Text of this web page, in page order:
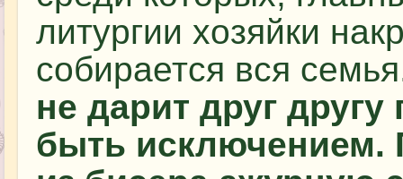
литургии хозяйки
собирается вся
не дарит друг
быть исключением.